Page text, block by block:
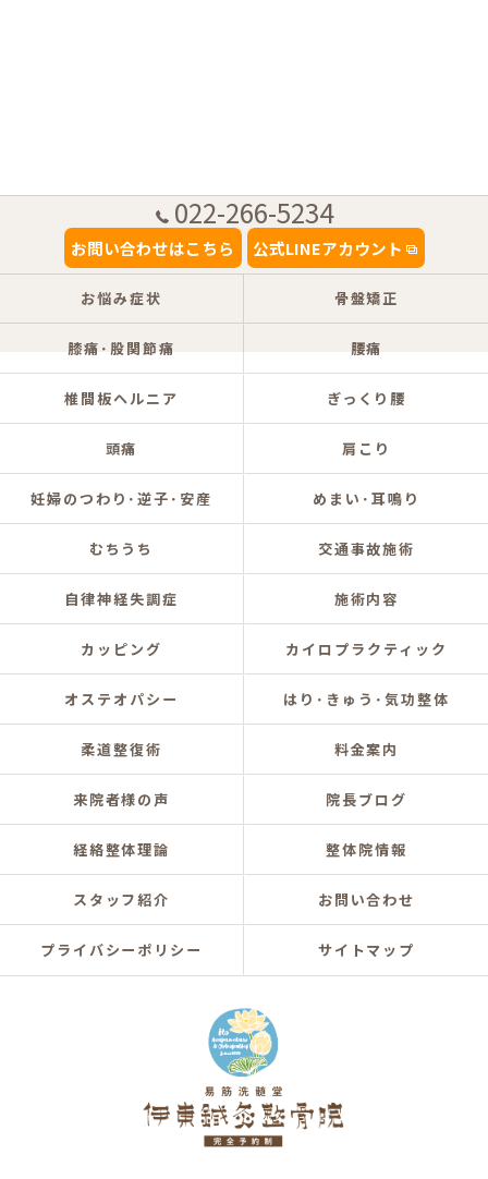
022-266-5234
お問い合わせはこちら 公式LINEアカウント
お悩み症状 骨盤矯正
膝痛･股関節痛 腰痛
椎間板ヘルニア ぎっくり腰
頭痛 肩こり
妊婦のつわり･逆子･安産 めまい･耳鳴り
むちうち 交通事故施術
自律神経失調症 施術内容
カッピング カイロプラクティック
オステオパシー はり･きゅう･気功整体
柔道整復術 料金案内
来院者様の声 院長ブログ
経絡整体理論 整体院情報
スタッフ紹介 お問い合わせ
プライバシーポリシー サイトマップ